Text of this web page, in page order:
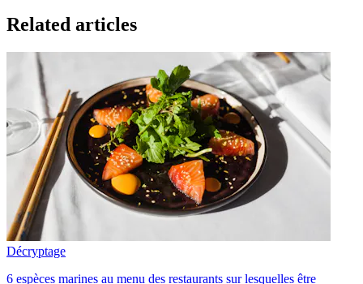
Related articles
Décryptage
6 espèces marines au menu des restaurants sur lesquelles être